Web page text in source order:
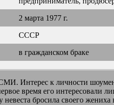
2 марта 1977 г.
СССР
в гражданском браке
Интерес к личности
время его интересовали
бросила своего жениха